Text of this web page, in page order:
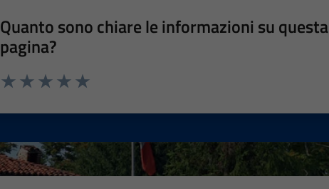
Quanto sono chiare le informazioni su questa
pagina?